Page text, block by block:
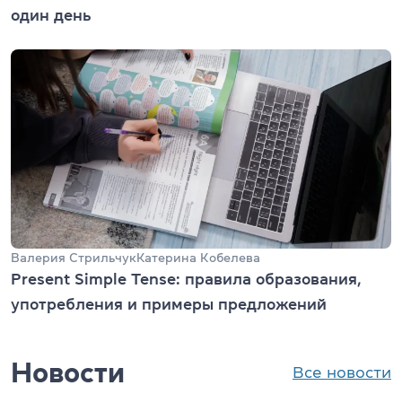
один день
Валерия Стрильчук Катерина Кобелева
Present Simple Tense: правила образования,
употребления и примеры предложений
Новости Все новости